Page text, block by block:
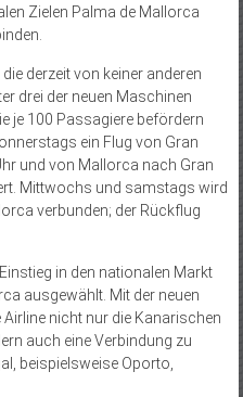
Zielen Palma de Mallorca
derzeit von keiner anderen
drei der neuen Maschinen
je 100 Passagiere befördern
ein Flug von Gran
und von Mallorca nach Gran
Mittwochs und samstags wird
verbunden; der Rückflug
in den nationalen Markt
ausgewählt. Mit der neuen
nicht nur die Kanarischen
auch eine Verbindung zu
beispielsweise Opor­to,